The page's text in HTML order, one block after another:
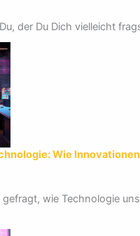
der Du Dich vielleicht
Wie
gefragt, wie Technologie